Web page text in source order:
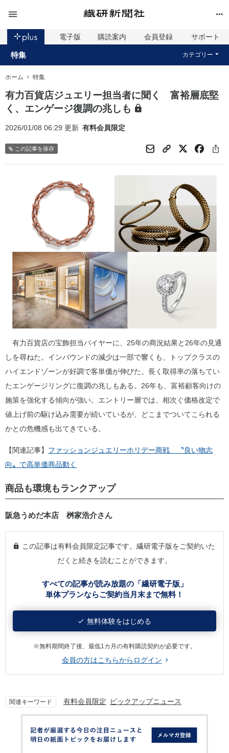
電子版 購読案内 会員登録 サポート
特集 カテゴリー
ホーム 特集
有力百貨店ジュエリー担当者に聞く 富裕層底堅
く、エンゲージ復調の兆しも
2026/01/08 06:29 更新 有料会員限定
この記事を保存
有力百貨店の宝飾担当バイヤーに、25年の商況結果と26年の見通
しを尋ねた。インバウンドの減少は一部で響くも、トップクラスの
ハイエンドゾーンが好調で客単価が伸びた。長く取得率の落ちてい
たエンゲージリングに復調の兆しもある。26年も、富裕顧客向けの
施策を強化する傾向が強い。エントリー層では、相次ぐ価格改定で
値上げ前の駆け込み需要が続いているが、どこまでついてこられる
かとの危機感も出てきている。
【関連記事】 ファッションジュエリーホリデー商戦 〝良い物志
向〟で高単価商品動く
商品も環境もランクアップ
阪急うめだ本店 桝家浩介さん
この記事は有料会員限定記事です。繊研電子版をご契約いた
だくと続きを読むことができます。
すべての記事が読み放題の「繊研電子版」
単体プランならご契約当月末まで無料！
無料体験をはじめる
※無料期間終了後、最低1カ月の有料購読契約が必要です。
会員の方はこちらからログイン
関連キーワード 有料会員限定 ピックアップニュース